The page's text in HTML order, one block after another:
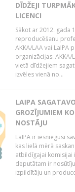
DĪDŽEJI
LICENCI
Sākot ar 2012. gada
reproducēšanu
AKKA/LAA vai LaIPA
organizācijas.
vietā dīdžejiem
izvēles vienā no...
LAIPA
GROZĪJUMIEM
NOSTĀJU
LaIPA ir iesniegusi
kas lielā mērā
atbildīgajai komisijai
deputātam ir
izpildītāju un